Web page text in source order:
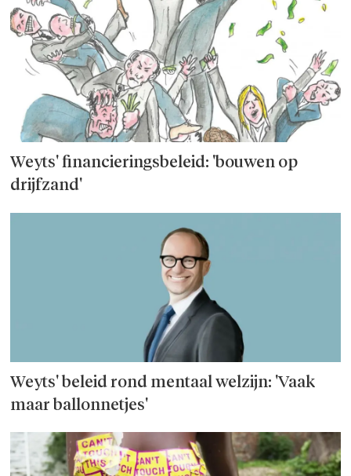
Weyts' financieringsbeleid: 'bouwen op
drijfzand'
Weyts' beleid rond mentaal welzijn: 'Vaak
maar ballonnetjes'